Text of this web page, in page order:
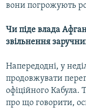
вони погрожують
Чи піде влада
звільнення
Напередодні, у
продовжувати
офіційного Кабула.
про що говорити,